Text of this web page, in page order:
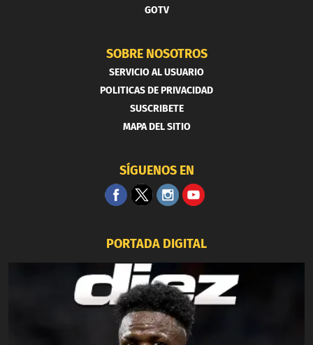
GOTV
SOBRE NOSOTROS
SERVICIO AL USUARIO
POLITICAS DE PRIVACIDAD
SUSCRIBETE
MAPA DEL SITIO
SÍGUENOS EN
PORTADA DIGITAL